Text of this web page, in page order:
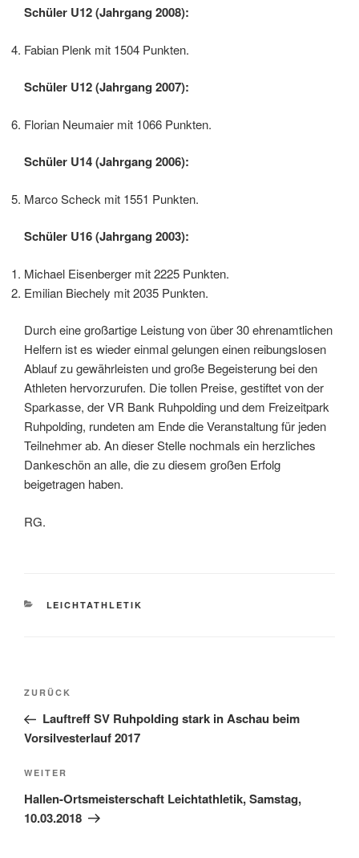
Schüler U12 (Jahrgang 2008):
Fabian Plenk mit 1504 Punkten.
Schüler U12 (Jahrgang 2007):
Florian Neumaier mit 1066 Punkten.
Schüler U14 (Jahrgang 2006):
Marco Scheck mit 1551 Punkten.
Schüler U16 (Jahrgang 2003):
Michael Eisenberger mit 2225 Punkten.
Emilian Biechely mit 2035 Punkten.
Durch eine großartige Leistung von über 30 ehrenamtlichen
Helfern ist es wieder einmal gelungen einen reibungslosen
Ablauf zu gewährleisten und große Begeisterung bei den
Athleten hervorzurufen. Die tollen Preise, gestiftet von der
Sparkasse, der VR Bank Ruhpolding und dem Freizeitpark
Ruhpolding, rundeten am Ende die Veranstaltung für jeden
Teilnehmer ab. An dieser Stelle nochmals ein herzliches
Dankeschön an alle, die zu diesem großen Erfolg
beigetragen haben.
RG.
KATEGORIEN
LEICHTATHLETIK
Beitragsnavigation
Vorheriger
Beitrag
ZURÜCK
Lauftreff SV Ruhpolding stark in Aschau beim
Vorsilvesterlauf 2017
Nächster
Beitrag
WEITER
Hallen-Ortsmeisterschaft Leichtathletik, Samstag,
10.03.2018